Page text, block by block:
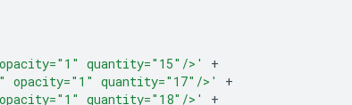
quantity="15"/>'
+
opacity="1" quantity="17"/>'
+
quantity="18"/>'
+